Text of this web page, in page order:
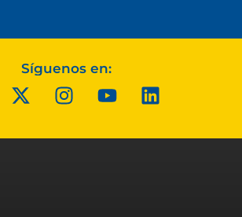
Síguenos en: